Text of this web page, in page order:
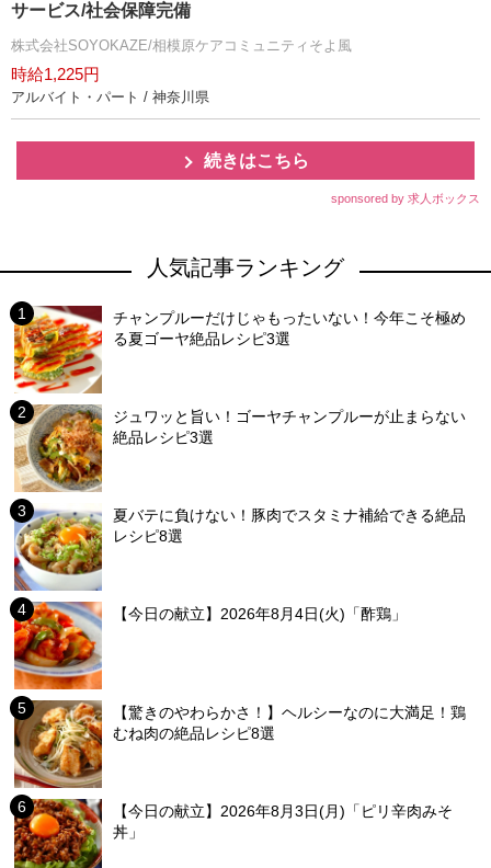
サービス/社会保障完備
株式会社SOYOKAZE/相模原ケアコミュニティそよ風
時給1,225円
アルバイト・パート / 神奈川県
続きはこちら
sponsored by 求人ボックス
人気記事ランキング
チャンプルーだけじゃもったいない！今年こそ極め
る夏ゴーヤ絶品レシピ3選
ジュワッと旨い！ゴーヤチャンプルーが止まらない
絶品レシピ3選
夏バテに負けない！豚肉でスタミナ補給できる絶品
レシピ8選
【今日の献立】2026年8月4日(火)「酢鶏」
【驚きのやわらかさ！】ヘルシーなのに大満足！鶏
むね肉の絶品レシピ8選
【今日の献立】2026年8月3日(月)「ピリ辛肉みそ
丼」